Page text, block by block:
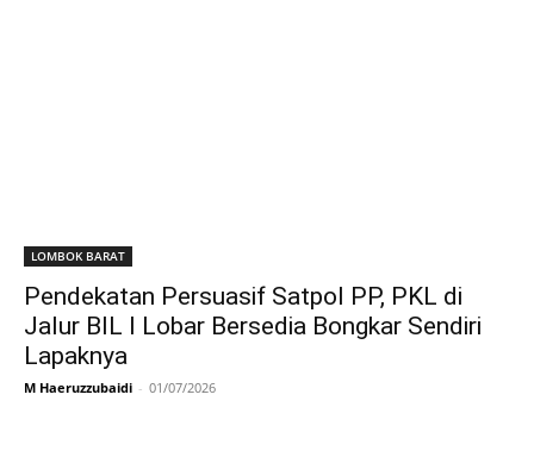
LOMBOK BARAT
Pendekatan Persuasif Satpol PP, PKL di
Jalur BIL I Lobar Bersedia Bongkar Sendiri
Lapaknya
M Haeruzzubaidi - 01/07/2026